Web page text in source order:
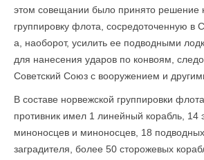
этом совещании было принято решение
группировку флота, сосредоточенную в
а, наоборот, усилить ее подводными
для нанесения ударов по конвоям,
Советский Союз с вооружением и
В составе норвежской группировки
противник имел 1 линейный корабль, 14
миноносцев и миноносцев, 18
заградителя, более 50 сторожевых